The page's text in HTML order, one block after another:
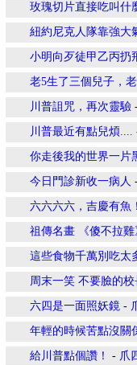
玫瑰切片直接吃叫什
紐約尼克人隊靠強大
小明向歹徒甲乙丙扔
老5生了三個兒子，
川普詛咒，再次靈驗
川普最近有點兒煩....
你走後我的世界一片
今日門診新收一病人
六六六六，吉慶有魚！
祖傳名畫 《傻不拉雞
這些食物千萬別吃太
周末一笑 不要臉的校
六四是一面照妖鏡 -
年輕的時候苦點沒關
給川普點個讚！ - 爪